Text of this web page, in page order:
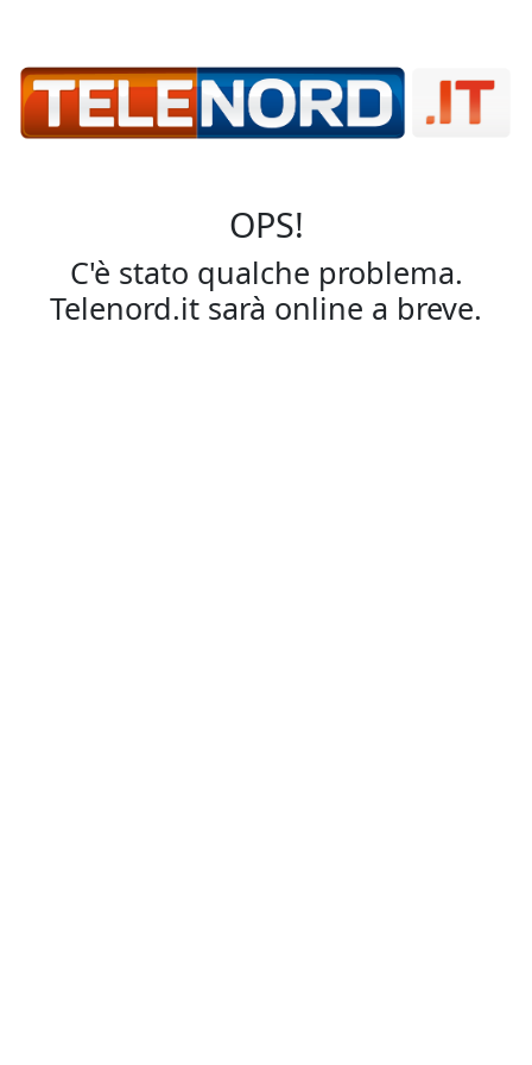
OPS!
C'è stato qualche problema.
Telenord.it sarà online a breve.